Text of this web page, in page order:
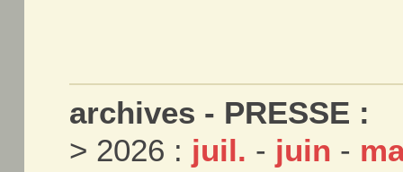
archives - PRESSE :
> 2026 : juil. - juin -